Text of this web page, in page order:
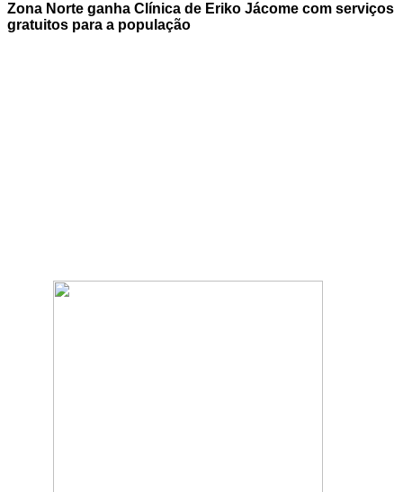
Zona Norte ganha Clínica de Eriko Jácome com serviços
gratuitos para a população